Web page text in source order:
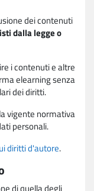
dei contenuti
dalla legge o
i contenuti e altre
elearning senza
dei diritti.
vigente normativa
personali.
diritti d'autore.
di quella degli